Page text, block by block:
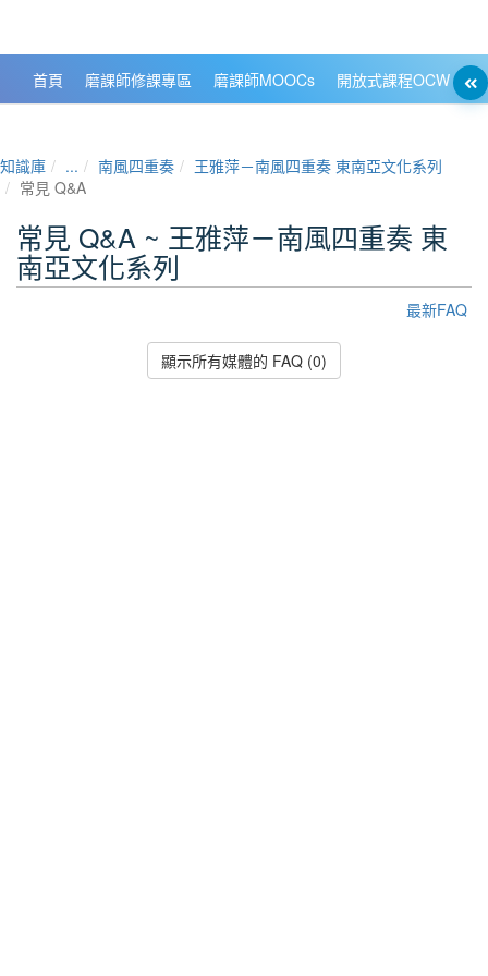
首頁 磨課師修課專區 磨課師MOOCs 開放式課程OCW
知識庫 ... 南風四重奏
王雅萍－南風四重奏 東南亞文化系列
常見 Q&A
常見 Q&A ~ 王雅萍－南風四重奏 東
南亞文化系列
最新FAQ
顯示所有媒體的 FAQ (0)